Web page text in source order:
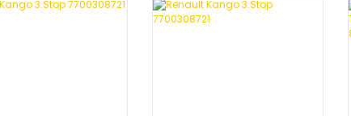
Sepete Ekle Sepete Ekle